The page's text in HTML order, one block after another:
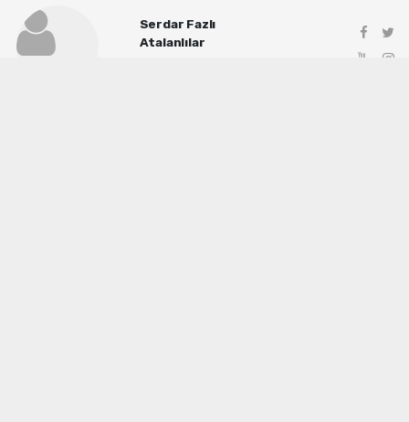
Serdar Fazlı
Atalanlılar